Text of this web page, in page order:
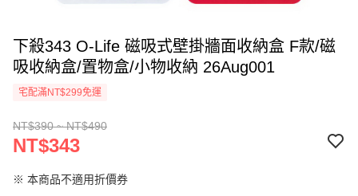
下殺343 O-Life 磁吸式壁掛牆面收納盒 F款/磁
吸收納盒/置物盒/小物收納 26Aug001
宅配滿NT$299免運
NT$390 ~ NT$490
NT$343
※ 本商品不適用折價券